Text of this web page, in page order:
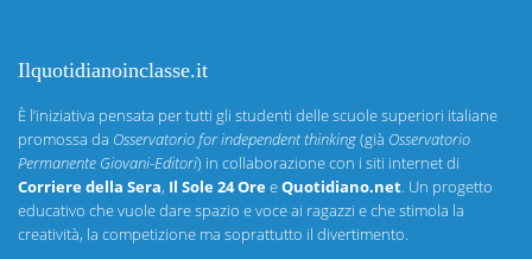
Ilquotidianoinclasse.it
È l’iniziativa pensata per tutti gli studenti delle scuole superiori italiane
promossa da Osservatorio for independent thinking(già Osservatorio
Permanente Giovani-Editori) in collaborazione con i siti internet di
Corriere della Sera, Il Sole 24 OreeQuotidiano.net. Un progetto
educativo che vuole dare spazio e voce ai ragazzi e che stimola la
creatività, la competizione ma soprattutto il divertimento.